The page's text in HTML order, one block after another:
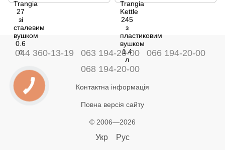
044 360-13-19 063 194-20-00
066 194-20-00
068 194-20-00
Контактна інформація
Повна версія сайту
© 2006—2026
Укр Рус